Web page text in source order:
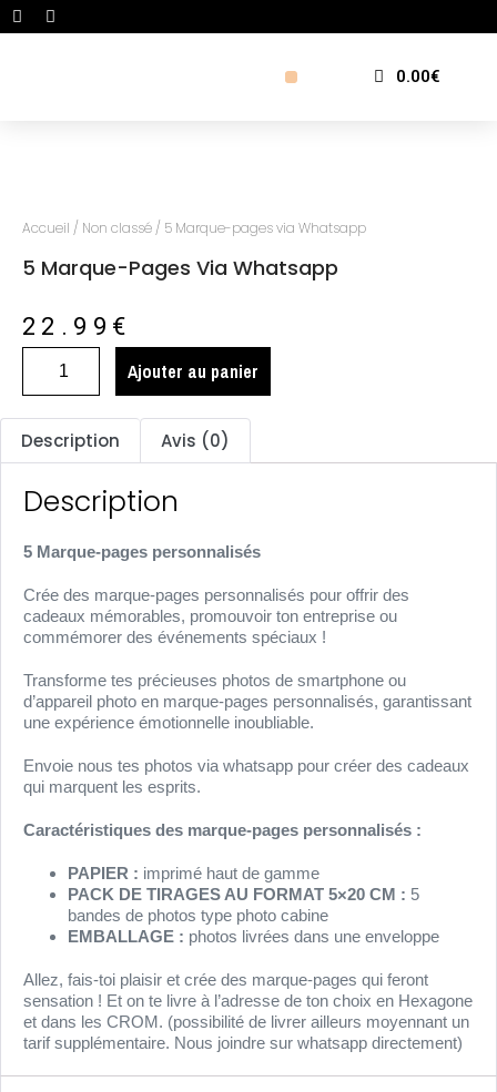
0.00€
Accueil / Non classé / 5 Marque-pages via Whatsapp
5 Marque-Pages Via Whatsapp
22.99 €
Ajouter au panier
Description Avis (0)
Description
5 Marque-pages personnalisés
Crée des marque-pages personnalisés pour offrir des
cadeaux mémorables, promouvoir ton entreprise ou
commémorer des événements spéciaux !
Transforme tes précieuses photos de smartphone ou
d’appareil photo en marque-pages personnalisés, garantissant
une expérience émotionnelle inoubliable.
Envoie nous tes photos via whatsapp pour créer des cadeaux
qui marquent les esprits.
Caractéristiques des marque-pages personnalisés :
PAPIER : imprimé haut de gamme
PACK DE TIRAGES AU FORMAT 5×20 CM : 5
bandes de photos type photo cabine
EMBALLAGE : photos livrées dans une enveloppe
Allez, fais-toi plaisir et crée des marque-pages qui feront
sensation ! Et on te livre à l’adresse de ton choix en Hexagone
et dans les CROM. (possibilité de livrer ailleurs moyennant un
tarif supplémentaire. Nous joindre sur whatsapp directement)